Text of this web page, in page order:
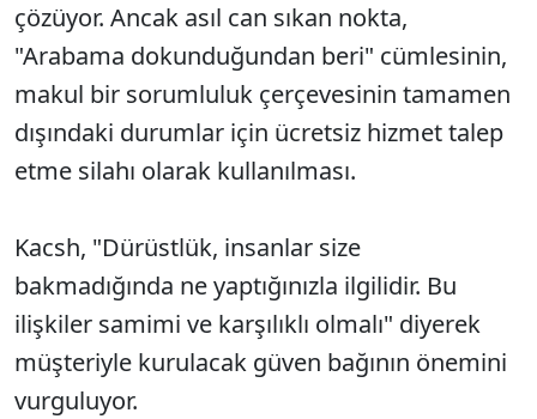
çözüyor. Ancak asıl can sıkan nokta,
"Arabama dokunduğundan beri" cümlesinin,
makul bir sorumluluk çerçevesinin tamamen
dışındaki durumlar için ücretsiz hizmet talep
etme silahı olarak kullanılması.
Kacsh, "Dürüstlük, insanlar size
bakmadığında ne yaptığınızla ilgilidir. Bu
ilişkiler samimi ve karşılıklı olmalı" diyerek
müşteriyle kurulacak güven bağının önemini
vurguluyor.